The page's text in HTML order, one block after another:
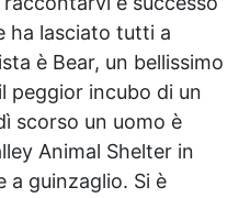
ha lasciato tutti a
è Bear, un bellissimo
peggior incubo di un
scorso un uomo è
Animal Shelter in
a guinzaglio. Si è